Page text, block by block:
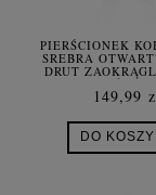
PIERŚCIONEK
SREBRA
DRUT
KOŃCACH
149,99
DO